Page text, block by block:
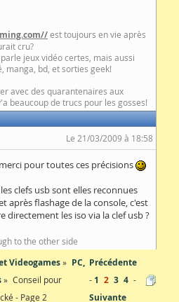
est toujours en vie après
cru?
jeux vidéo certes, mais aussi
manga, bd, et sorties geek!
avec des quarantenaires aux
beaucoup de trucs pour les gosses!
Le 21/03/2009 à 18:58
pour toutes ces précisions
clefs usb sont elles reconnues
après flashage de la console, c'est
directement les iso via la clef usb ?
to the other side
Videogames
PC,
Conseil pour
- Page 2
Précédente
1 2 3 4
Suivante